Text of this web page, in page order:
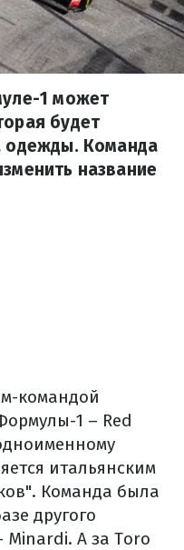
1 может
будет
одежды. Команда
название
командой
1 – Red
итальянским
Команда была
другого
Minardi. А за Toro